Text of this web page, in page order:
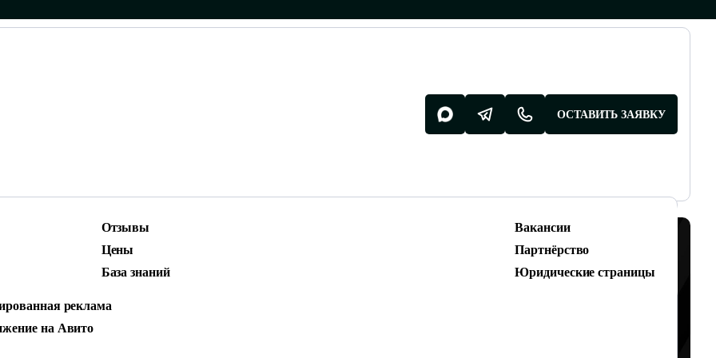
реклама
на Авито
Разработка поддержка
Техническая поддержка сайтов
Отзывы
Цены
База знаний
Вакансии
Партнёрство
Юридические страницы
ОСТАВИТЬ ЗАЯВКУ
КАК ЭТО